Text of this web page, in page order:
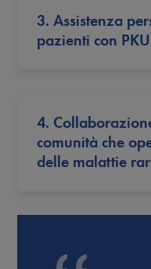
3. Assistenza
pazienti con PKU
4.
comunità che
delle malattie